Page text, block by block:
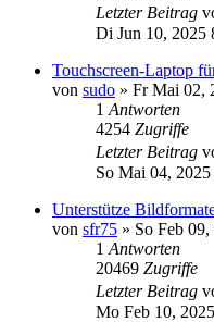
Letzter Beitrag
Di Jun 10, 2025
Touchscreen-Laptop
von sudo » Fr Mai 02,
1 Antworten
4254 Zugriffe
Letzter Beitrag
So Mai 04,
Unterstütze
von sfr75 » So Feb
1 Antworten
20469 Zugriffe
Letzter Beitrag
Mo Feb 10,